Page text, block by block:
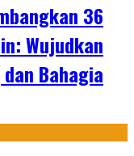
36
Wujudkan
Bahagia